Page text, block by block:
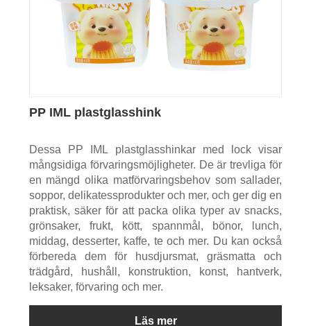
PP IML plastglasshink
Dessa PP IML plastglasshinkar med lock visar
mångsidiga förvaringsmöjligheter. De är trevliga för
en mängd olika matförvaringsbehov som sallader,
soppor, delikatessprodukter och mer, och ger dig en
praktisk, säker för att packa olika typer av snacks,
grönsaker, frukt, kött, spannmål, bönor, lunch,
middag, desserter, kaffe, te och mer. Du kan också
förbereda dem för husdjursmat, gräsmatta och
trädgård, hushåll, konstruktion, konst, hantverk,
leksaker, förvaring och mer.
Läs mer